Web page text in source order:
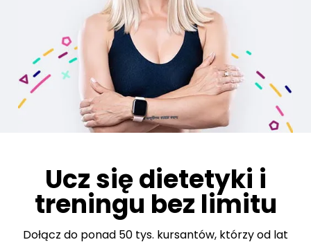
Ucz się dietetyki i
treningu bez limitu
Dołącz do ponad 50 tys. kursantów, którzy od lat